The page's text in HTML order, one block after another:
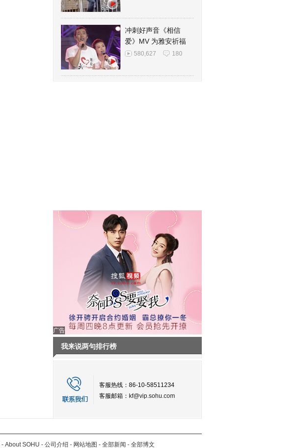
冲刺好声音《相信
爱》MV 为雅安祈福
580,627 180
广告
我来说两句排行榜
客服热线：86-10-58511234
客服邮箱： kf@vip.sohu.com
- About SOHU - 公司介绍 - 网站地图 - 全部新闻 - 全部博文